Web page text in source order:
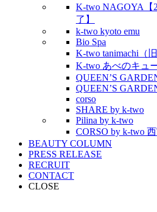
K-two NAGOYA【
了】
k-two kyoto emu
Bio Spa
K-two tanimachi（
K-two あべのキュ
QUEEN’S
QUEEN’S
corso
SHARE by k-two
Pilina by k-two
CORSO by k-two
BEAUTY COLUMN
PRESS RELEASE
RECRUIT
CONTACT
CLOSE